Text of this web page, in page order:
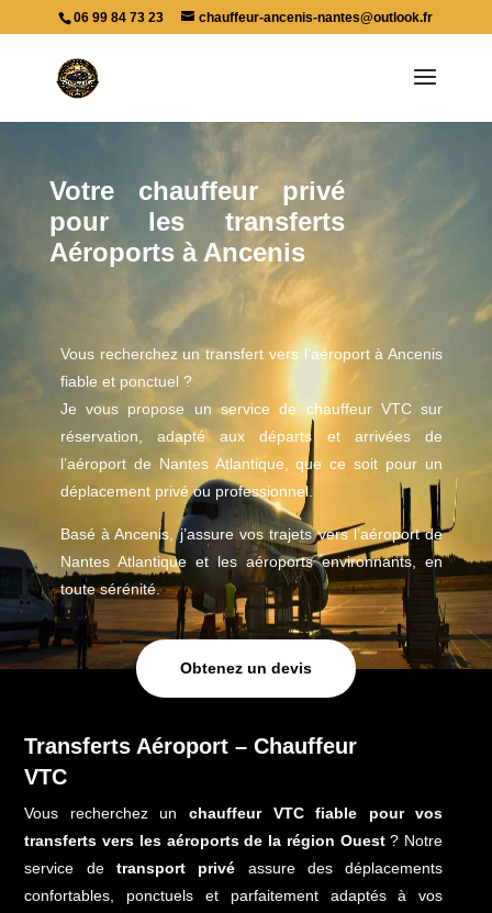
06 99 84 73 23 chauffeur-ancenis-nantes@outlook.fr
Votre chauffeur privé
pour les transferts
Aéroports à Ancenis
Vous recherchez un transfert vers l’aéroport à Ancenis
fiable et ponctuel ?
Je vous propose un service de chauffeur VTC sur
réservation, adapté aux départs et arrivées de
l’aéroport de Nantes Atlantique, que ce soit pour un
déplacement privé ou professionnel.
Basé à Ancenis, j’assure vos trajets vers l’aéroport de
Nantes Atlantique et les aéroports environnants, en
toute sérénité.
Obtenez un devis
Transferts Aéroport – Chauffeur
VTC
Vous recherchez unchauffeur VTC fiable pour vos
transferts vers les aéroports de la région Ouest? Notre
service de transport privé assure des déplacements
confortables, ponctuels et parfaitement adaptés à vos